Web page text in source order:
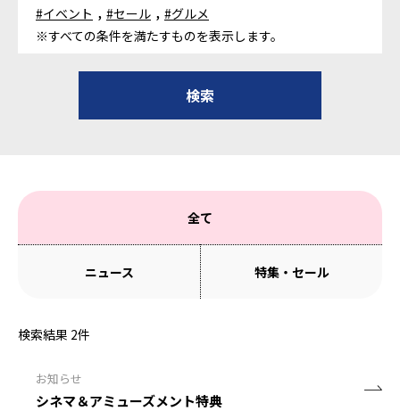
#イベント , #セール , #グルメ
※すべての条件を満たすものを表示します。
全て
ニュース 特集・セール
検索結果 2件
お知らせ
シネマ＆アミューズメント特典